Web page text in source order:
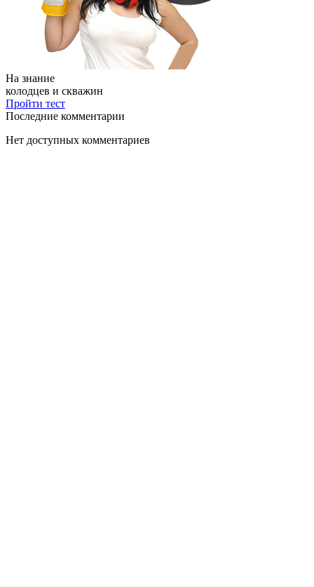
На знание
колодцев и скважин
Пройти тест
Последние комментарии
Нет доступных комментариев